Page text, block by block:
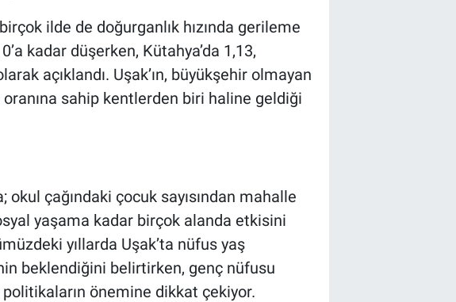
birçok ilde de doğurganlık hızında gerileme
kadar düşerken, Kütahya’da 1,13,
açıklandı. Uşak’ın, büyükşehir olmayan
sahip kentlerden biri haline geldiği
çağındaki çocuk sayısından mahalle
yaşama kadar birçok alanda etkisini
yıllarda Uşak’ta nüfus yaş
beklendiğini belirtirken, genç nüfusu
önemine dikkat çekiyor.